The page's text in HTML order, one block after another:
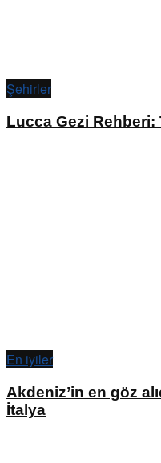
Şehirler
Lucca Gezi Rehberi:
En iyiler
Akdeniz’in en göz
İtalya